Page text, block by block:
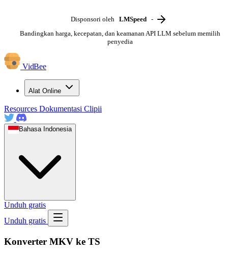
Disponsori oleh LMSpeed -
Bandingkan harga, kecepatan, dan keamanan API LLM sebelum memilih
penyedia
VidBee
Alat Online
Resources Dokumentasi Clipii
Bahasa Indonesia
Unduh gratis
Unduh gratis
Konverter MKV ke TS